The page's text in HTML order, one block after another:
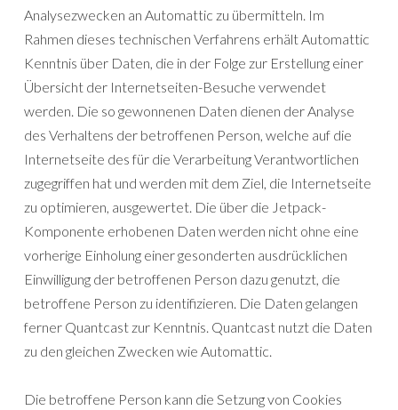
Analysezwecken an Automattic zu übermitteln. Im
Rahmen dieses technischen Verfahrens erhält Automattic
Kenntnis über Daten, die in der Folge zur Erstellung einer
Übersicht der Internetseiten-Besuche verwendet
werden. Die so gewonnenen Daten dienen der Analyse
des Verhaltens der betroffenen Person, welche auf die
Internetseite des für die Verarbeitung Verantwortlichen
zugegriffen hat und werden mit dem Ziel, die Internetseite
zu optimieren, ausgewertet. Die über die Jetpack-
Komponente erhobenen Daten werden nicht ohne eine
vorherige Einholung einer gesonderten ausdrücklichen
Einwilligung der betroffenen Person dazu genutzt, die
betroffene Person zu identifizieren. Die Daten gelangen
ferner Quantcast zur Kenntnis. Quantcast nutzt die Daten
zu den gleichen Zwecken wie Automattic.
Die betroffene Person kann die Setzung von Cookies